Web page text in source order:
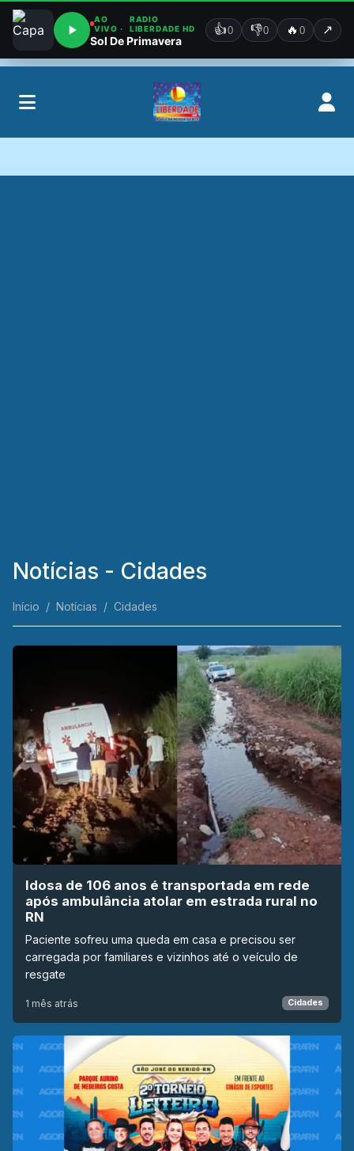
Notícias - Cidades
Início Notícias Cidades
Idosa de 106 anos é transportada em rede
após ambulância atolar em estrada rural no
RN
Paciente sofreu uma queda em casa e precisou ser
carregada por familiares e vizinhos até o veículo de
resgate
1 mês atrás Cidades